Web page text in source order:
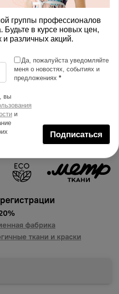
масштаб
в 1 клик
в сравнение
флис. Гарантированная
подходит для одежды,
Цена указана за 1
фабрика
ткани и краски
группы профессионалов
Будьте в курсе новых цен,
и различных акций.
Да, пожалуйста уведомляйте
меня о новостях, событиях и
предложениях *
вы
и
Подписаться